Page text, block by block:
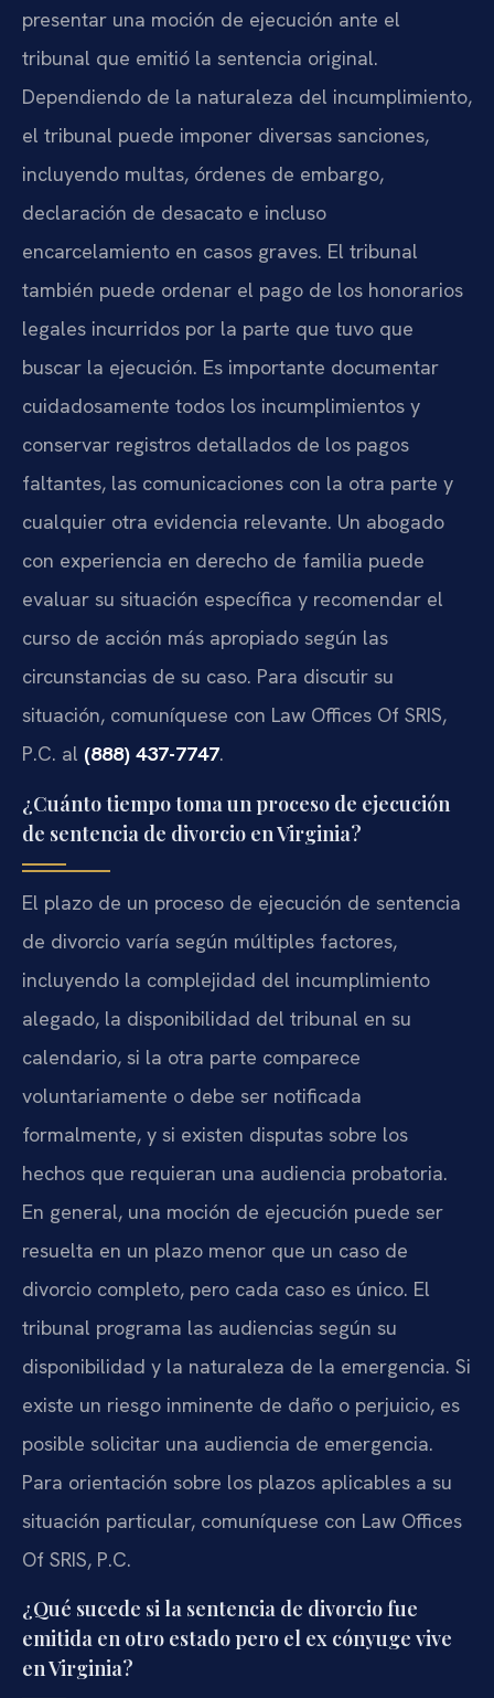
presentar una moción de ejecución ante el
tribunal que emitió la sentencia original.
Dependiendo de la naturaleza del incumplimiento,
el tribunal puede imponer diversas sanciones,
incluyendo multas, órdenes de embargo,
declaración de desacato e incluso
encarcelamiento en casos graves. El tribunal
también puede ordenar el pago de los honorarios
legales incurridos por la parte que tuvo que
buscar la ejecución. Es importante documentar
cuidadosamente todos los incumplimientos y
conservar registros detallados de los pagos
faltantes, las comunicaciones con la otra parte y
cualquier otra evidencia relevante. Un abogado
con experiencia en derecho de familia puede
evaluar su situación específica y recomendar el
curso de acción más apropiado según las
circunstancias de su caso. Para discutir su
situación, comuníquese con Law Offices Of SRIS,
P.C. al (888) 437-7747.
¿Cuánto tiempo toma un proceso de ejecución
de sentencia de divorcio en Virginia?
El plazo de un proceso de ejecución de sentencia
de divorcio varía según múltiples factores,
incluyendo la complejidad del incumplimiento
alegado, la disponibilidad del tribunal en su
calendario, si la otra parte comparece
voluntariamente o debe ser notificada
formalmente, y si existen disputas sobre los
hechos que requieran una audiencia probatoria.
En general, una moción de ejecución puede ser
resuelta en un plazo menor que un caso de
divorcio completo, pero cada caso es único. El
tribunal programa las audiencias según su
disponibilidad y la naturaleza de la emergencia. Si
existe un riesgo inminente de daño o perjuicio, es
posible solicitar una audiencia de emergencia.
Para orientación sobre los plazos aplicables a su
situación particular, comuníquese con Law Offices
Of SRIS, P.C.
¿Qué sucede si la sentencia de divorcio fue
emitida en otro estado pero el ex cónyuge vive
en Virginia?